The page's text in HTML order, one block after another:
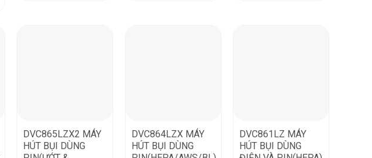
DVC865LZX2 MÁY
HÚT BỤI DÙNG
DVC864LZX MÁY
HÚT BỤI DÙNG
DVC861LZ MÁY
HÚT BỤI DÙNG